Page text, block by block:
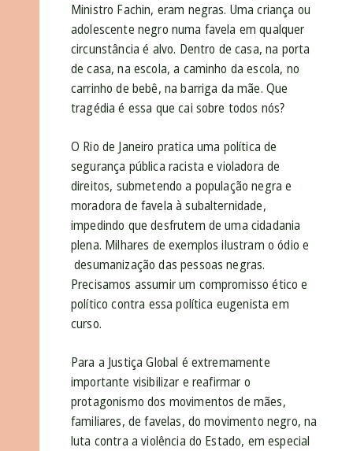
Ministro Fachin, eram negras. Uma criança ou
adolescente negro numa favela em qualquer
circunstância é alvo. Dentro de casa, na porta
de casa, na escola, a caminho da escola, no
carrinho de bebê, na barriga da mãe. Que
tragédia é essa que cai sobre todos nós?
O Rio de Janeiro pratica uma política de
segurança pública racista e violadora de
direitos, submetendo a população negra e
moradora de favela à subalternidade,
impedindo que desfrutem de uma cidadania
plena. Milhares de exemplos ilustram o ódio e
desumanização das pessoas negras.
Precisamos assumir um compromisso ético e
político contra essa política eugenista em
curso.
Para a Justiça Global é extremamente
importante visibilizar e reafirmar o
protagonismo dos movimentos de mães,
familiares, de favelas, do movimento negro, na
luta contra a violência do Estado, em especial